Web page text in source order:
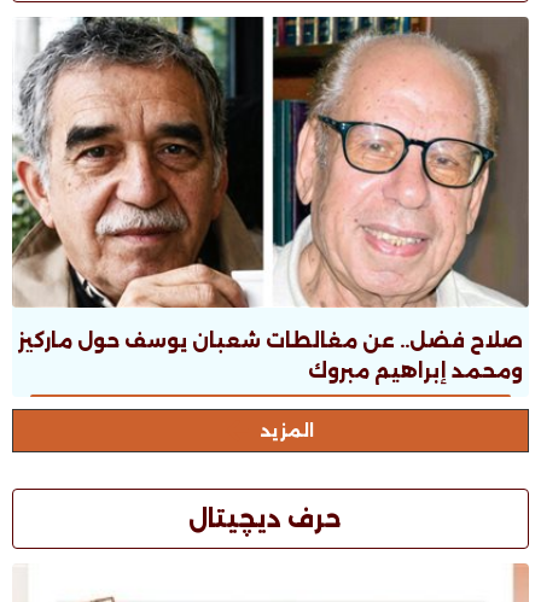
صلاح فضل.. عن مغالطات شعبان يوسف حول ماركيز
ومحمد إبراهيم مبروك
المزيد
حرف ديچيتال